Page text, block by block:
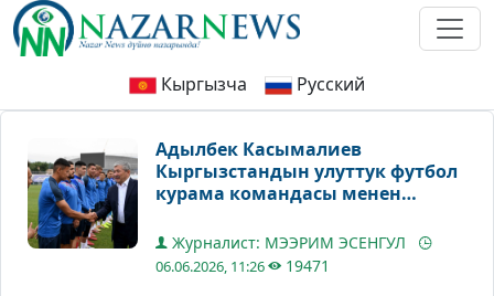
Кыргызча Русский
Адылбек Касымалиев
Кыргызстандын улуттук футбол
курама командасы менен
Журналист: МЭЭРИМ ЭСЕНГУЛ
06.06.2026, 11:26 19471